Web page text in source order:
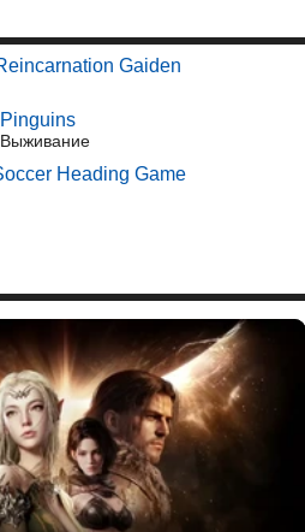
Gaiden
Heading Game